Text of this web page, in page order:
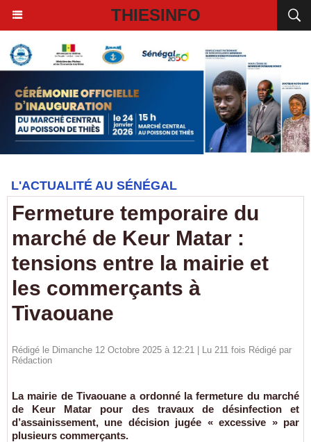
THIESINFO
L'ACTUALITÉ AU SÉNÉGAL
Fermeture temporaire du
marché de Keur Matar :
tensions entre la mairie et
les commerçants à
Tivaouane
Rédigé le Dimanche 12 Octobre 2025 à 12:21 | Lu 211 fois Rédigé par
Rédaction
La mairie de Tivaouane a ordonné la fermeture du marché
de Keur Matar pour des travaux de désinfection et
d’assainissement, une décision jugée « excessive » par
plusieurs commerçants.